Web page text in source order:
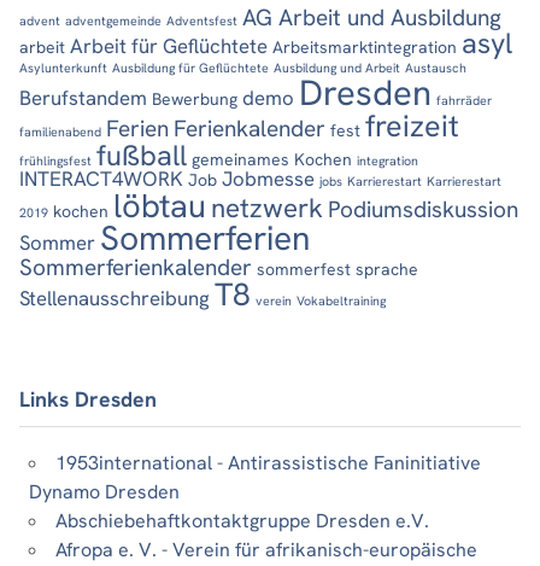
advent adventgemeinde Adventsfest AG Arbeit und Ausbildung
arbeit Arbeit für Geflüchtete Arbeitsmarktintegration asyl
Asylunterkunft Ausbildung für Geflüchtete Ausbildung und Arbeit Austausch
Berufstandem Bewerbung demo Dresden fahrräder
familienabend Ferien Ferienkalender fest freizeit
frühlingsfest fußball gemeinames Kochen integration
INTERACT4WORK Job Jobmesse jobs Karrierestart Karrierestart
2019 kochen löbtau netzwerk Podiumsdiskussion
Sommer Sommerferien
Sommerferienkalender sommerfest sprache
Stellenausschreibung T8 verein Vokabeltraining
Links Dresden
1953international - Antirassistische Faninitiative
Dynamo Dresden
Abschiebehaftkontaktgruppe Dresden e.V.
Afropa e. V. - Verein für afrikanisch-europäische